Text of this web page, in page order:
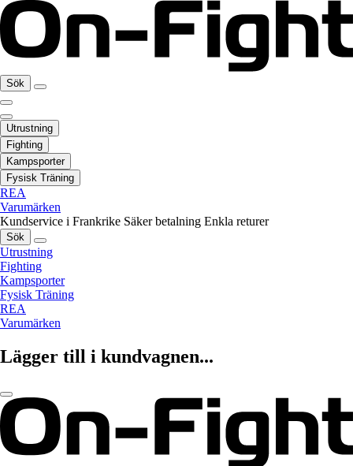
Sök
Utrustning
Fighting
Kampsporter
Fysisk Träning
REA
Varumärken
Kundservice i Frankrike Säker betalning Enkla returer
Sök
Utrustning
Fighting
Kampsporter
Fysisk Träning
REA
Varumärken
Lägger till i kundvagnen...